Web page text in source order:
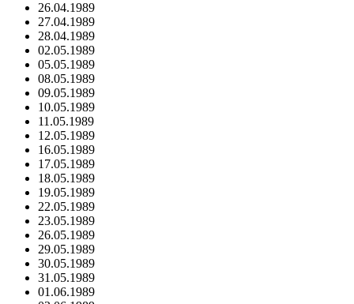
26.04.1989
27.04.1989
28.04.1989
02.05.1989
05.05.1989
08.05.1989
09.05.1989
10.05.1989
11.05.1989
12.05.1989
16.05.1989
17.05.1989
18.05.1989
19.05.1989
22.05.1989
23.05.1989
26.05.1989
29.05.1989
30.05.1989
31.05.1989
01.06.1989